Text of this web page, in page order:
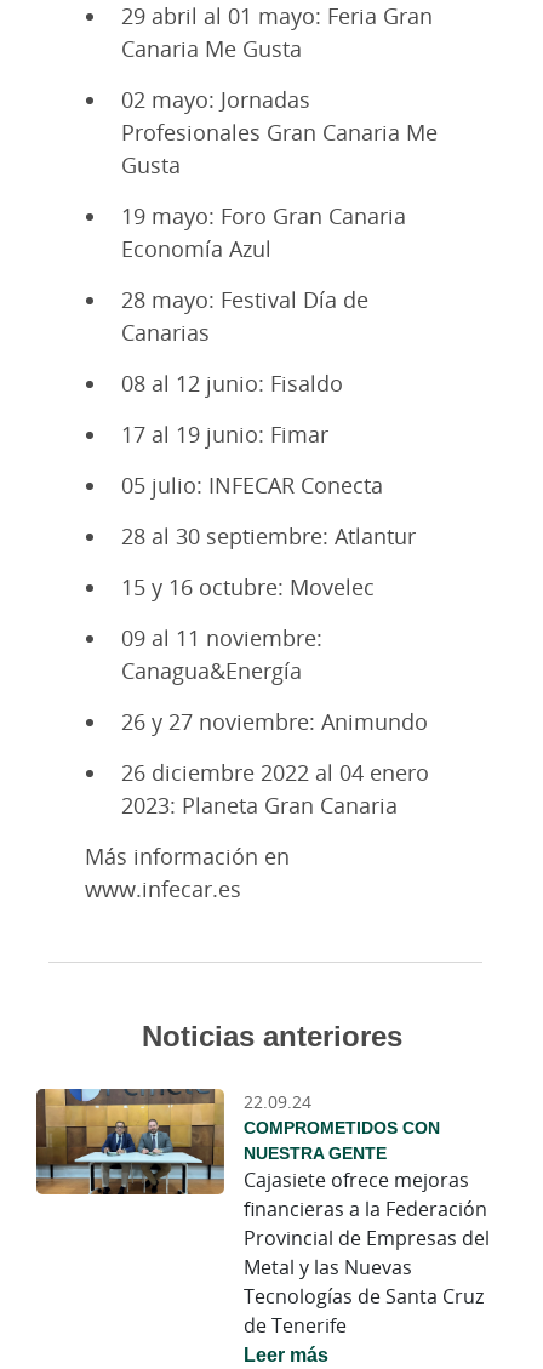
29 abril al 01 mayo: Feria Gran
Canaria Me Gusta
02 mayo: Jornadas
Profesionales Gran Canaria Me
Gusta
19 mayo: Foro Gran Canaria
Economía Azul
28 mayo: Festival Día de
Canarias
08 al 12 junio: Fisaldo
17 al 19 junio: Fimar
05 julio: INFECAR Conecta
28 al 30 septiembre: Atlantur
15 y 16 octubre: Movelec
09 al 11 noviembre:
Canagua&Energía
26 y 27 noviembre: Animundo
26 diciembre 2022 al 04 enero
2023: Planeta Gran Canaria
Más información en
www.infecar.es
Noticias anteriores
22.09.24
COMPROMETIDOS CON
NUESTRA GENTE
Cajasiete ofrece mejoras
financieras a la Federación
Provincial de Empresas del
Metal y las Nuevas
Tecnologías de Santa Cruz
de Tenerife
Leer más